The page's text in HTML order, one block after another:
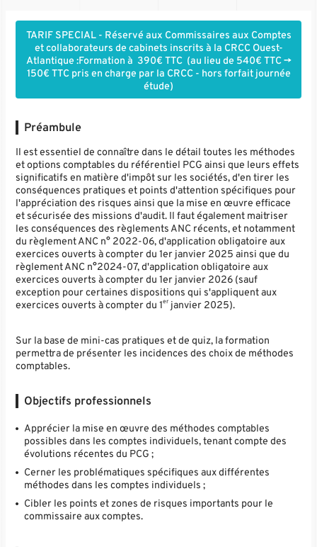
TARIF SPECIAL - Réservé aux Commissaires aux Comptes
et collaborateurs de cabinets inscrits à la CRCC Ouest-
Atlantique :Formation à 390€ TTC (au lieu de 540€ TTC ->
150€ TTC pris en charge par la CRCC - hors forfait journée
étude)
Préambule
Il est essentiel de connaître dans le détail toutes les méthodes
et options comptables du référentiel PCG ainsi que leurs effets
significatifs en matière d'impôt sur les sociétés, d'en tirer les
conséquences pratiques et points d'attention spécifiques pour
l'appréciation des risques ainsi que la mise en œuvre efficace
et sécurisée des missions d'audit. Il faut également maitriser
les conséquences des règlements ANC récents, et notamment
du règlement ANC n° 2022-06, d'application obligatoire aux
exercices ouverts à compter du 1er janvier 2025 ainsi que du
règlement ANC n°2024-07, d'application obligatoire aux
exercices ouverts à compter du 1er janvier 2026 (sauf
exception pour certaines dispositions qui s'appliquent aux
exercices ouverts à compter du 1er janvier 2025).
Sur la base de mini-cas pratiques et de quiz, la formation
permettra de présenter les incidences des choix de méthodes
comptables.
Objectifs professionnels
Apprécier la mise en œuvre des méthodes comptables
possibles dans les comptes individuels, tenant compte des
évolutions récentes du PCG ;
Cerner les problématiques spécifiques aux différentes
méthodes dans les comptes individuels ;
Cibler les points et zones de risques importants pour le
commissaire aux comptes.